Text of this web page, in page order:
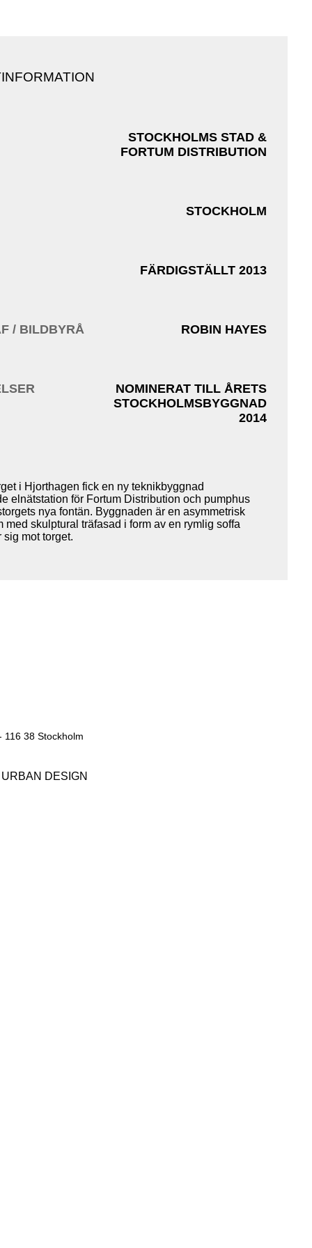
STOCKHOLMS STAD &
FORTUM DISTRIBUTION
STOCKHOLM
FÄRDIGSTÄLLT 2013
/ BILDBYRÅ ROBIN HAYES
NOMINERAT TILL ÅRETS
STOCKHOLMSBYGGNAD
2014
i Hjorthagen fick en ny teknikbyggnad
elnätstation för Fortum Distribution och pumphus
nya fontän. Byggnaden är en asymmetrisk
med skulptural träfasad i form av en rymlig soffa
sig mot torget.
116 38 Stockholm
URBAN DESIGN